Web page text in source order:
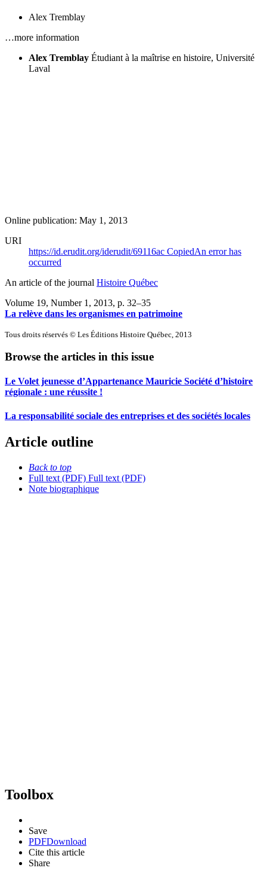
Alex Tremblay
…more information
Alex Tremblay Étudiant à la maîtrise en histoire, Université
Laval
Online publication: May 1, 2013
URI
https://id.erudit.org/iderudit/69116ac CopiedAn error has
occurred
An article of the journal Histoire Québec
Volume 19, Number 1, 2013, p. 32–35
La relève dans les organismes en patrimoine
Tous droits réservés © Les Éditions Histoire Québec, 2013
Browse the articles in this issue
Le Volet jeunesse d’Appartenance Mauricie Société d’histoire
régionale : une réussite !
La responsabilité sociale des entreprises et des sociétés locales
Article outline
Back to top
Full text (PDF) Full text (PDF)
Note biographique
Toolbox
Save
PDFDownload
Cite this article
Share